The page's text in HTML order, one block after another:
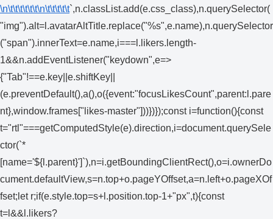
\n\t\t\t\t\t\t\n\t\t\t\t\t`,n.classList.add(e.css_class),n.querySelector(
"img").alt=l.avatarAltTitle.replace("%s",e.name),n.querySelector
("span").innerText=e.name,i===l.likers.length-
1&&n.addEventListener("keydown",e=>
{"Tab"!==e.key||e.shiftKey||
(e.preventDefault(),a(),o({event:"focusLikesCount",parent:l.pare
nt},window.frames["likes-master"]))})});const i=function(){const
t="rtl"===getComputedStyle(e).direction,i=document.querySele
ctor(`*
[name='${l.parent}']`),n=i.getBoundingClientRect(),o=i.ownerDo
cument.defaultView,s=n.top+o.pageYOffset,a=n.left+o.pageXOf
fset;let r;if(e.style.top=s+l.position.top-1+"px",t){const
t=l&&l.likers?